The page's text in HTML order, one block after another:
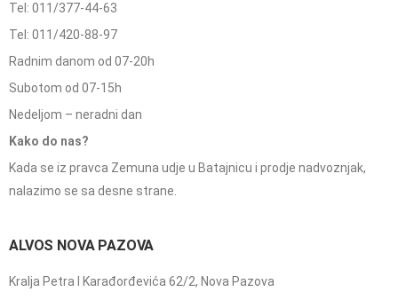
Tel: 011/377-44-63
Tel: 011/420-88-97
Radnim danom od 07-20h
Subotom od 07-15h
Nedeljom – neradni dan
Kako do nas?
Kada se iz pravca Zemuna udje u Batajnicu i prodje nadvoznjak,
nalazimo se sa desne strane.
ALVOS NOVA PAZOVA
Kralja Petra I Karađorđevića 62/2, Nova Pazova